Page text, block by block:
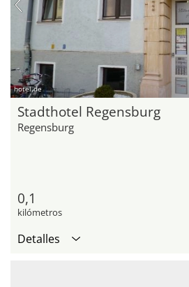
hotel.de
Stadthotel Regensburg
Regensburg
0,1
kilómetros
Detalles